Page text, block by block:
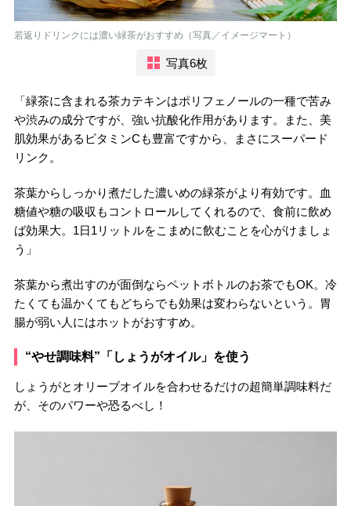
若返りドリンクには濃い緑茶がおすすめ（写真／イメージマート）
写真6枚
「緑茶に含まれる茶カテキンはポリフェノールの一種で苦み
や渋みの成分ですが、強い抗酸化作用があります。また、美
肌効果があるビタミンCも豊富ですから、まさにスーパード
リンク。
茶葉からしっかり煮だした濃いめの緑茶がより有効です。血
糖値や糖の吸収もコントロールしてくれるので、食前に飲め
ば効果大。1日1リットルをこまめに飲むことを心がけましょ
う」
茶葉から煮出すのが面倒ならペットボトルのお茶でもOK。冷
たくても温かくてもどちらでも効果は変わらないという。胃
腸が弱い人にはホットがおすすめ。
“やせ調味料”「しょうがオイル」を使う
しょうがとオリーブオイルを合わせるだけの超簡単調味料だ
が、そのパワーや恐るべし！